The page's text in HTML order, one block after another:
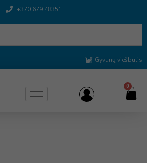
+370 679 48351
Gyvūnų viešbutis
0